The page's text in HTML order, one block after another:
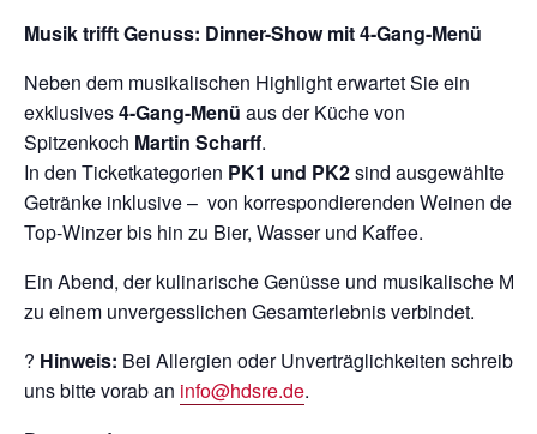
Musik trifft Genuss: Dinner-Show mit 4-Gang-Menü
Neben dem musikalischen Highlight erwartet Sie ein
exklusives4-Gang-Menü aus der Küche von
Spitzenkoch Martin Scharff.
In den Ticketkategorien PK1 und PK2sind ausgewählte
Getränke inklusive – von korrespondierenden Weinen
Top-Winzer bis hin zu Bier, Wasser und Kaffee.
Ein Abend, der kulinarische Genüsse und musikalische
zu einem unvergesslichen Gesamterlebnis verbindet.
? Hinweis: Bei Allergien oder Unverträglichkeiten
uns bitte vorab an info@hdsre.de.